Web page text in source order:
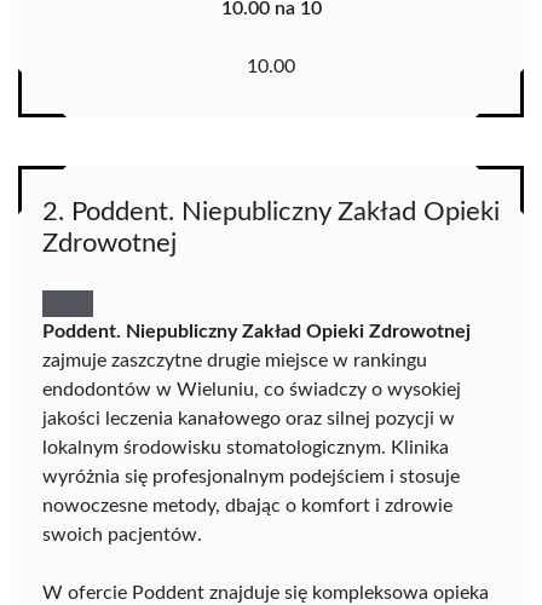
10.00 na 10
10.00
2. Poddent. Niepubliczny Zakład Opieki
Zdrowotnej
Poddent. Niepubliczny Zakład Opieki Zdrowotnej
zajmuje zaszczytne drugie miejsce w rankingu
endodontów w Wieluniu, co świadczy o wysokiej
jakości leczenia kanałowego oraz silnej pozycji w
lokalnym środowisku stomatologicznym. Klinika
wyróżnia się profesjonalnym podejściem i stosuje
nowoczesne metody, dbając o komfort i zdrowie
swoich pacjentów.
W ofercie Poddent znajduje się kompleksowa opieka